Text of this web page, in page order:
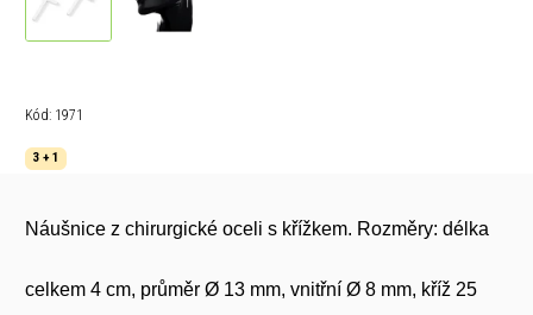
Kód: 1971
3 + 1
Náušnice z chirurgické oceli s křížkem. Rozměry: délka
celkem 4 cm, průměr Ø 13 mm, vnitřní Ø 8 mm, kříž 25